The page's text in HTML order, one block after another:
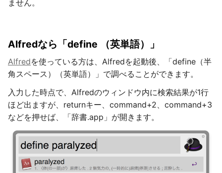
ません。
Alfredなら「define （英単語）」
Alfredを使っている方は、Alfredを起動後、「define（半
角スペース）（英単語）」で調べることができます。
入力した時点で、Alfredのウィンドウ内に検索結果が1行
ほど出ますが、returnキー、command+2、command+3
などを押せば、「辞書.app」が開きます。